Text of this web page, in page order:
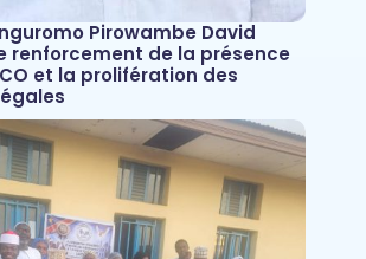
Pirowambe David
renforcement de la présence
et la prolifération des